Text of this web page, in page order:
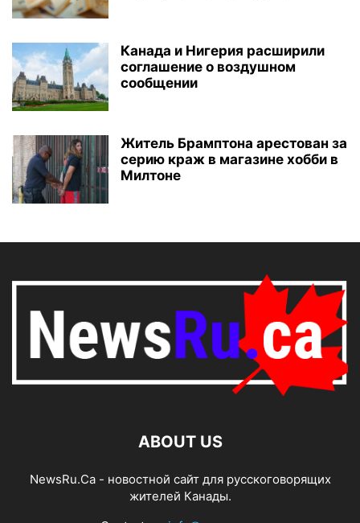
Канада и Нигерия расширили
соглашение о воздушном
сообщении
Житель Брамптона арестован за
серию краж в магазине хобби в
Милтоне
ABOUT US
NewsRu.Ca - новостной сайт для русскоговорящих
жителей Канады.